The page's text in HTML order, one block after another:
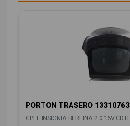
PORTON TRASERO 13310763
OPEL INSIGNIA BERLINA 2.0 16V CDTI